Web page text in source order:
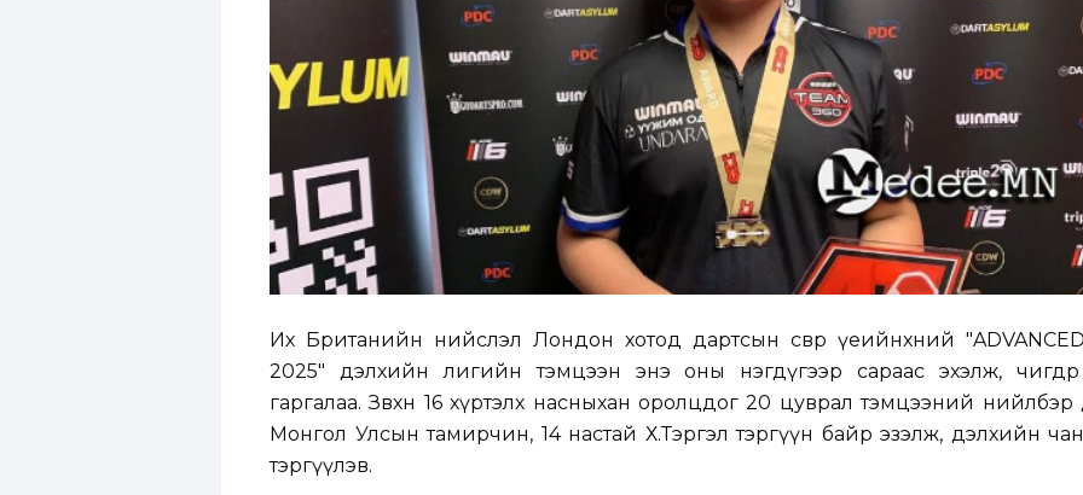
Их Британийн нийслэл Лондон хотод дартсын өсвөр үеийнхний
2025" дэлхийн лигийн тэмцээн энэ оны нэгдүгээр сараас эхэлж,
гаргалаа. Зөвхөн 16 хүртэлх насныхан оролцдог 20 цуврал тэмцээний нийлбэр
Монгол Улсын тамирчин, 14 настай Х.Тэргэл тэргүүн байр эзэлж, дэлхийн
тэргүүлэв.